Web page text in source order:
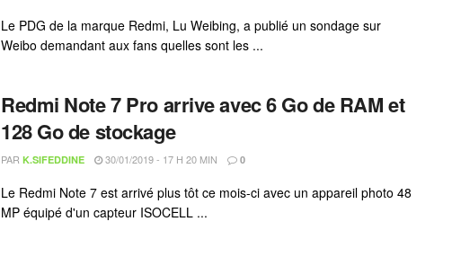
Le PDG de la marque Redmi, Lu Weibing, a publié un sondage sur
Weibo demandant aux fans quelles sont les ...
Redmi Note 7 Pro arrive avec 6 Go de RAM et
128 Go de stockage
PAR K.SIFEDDINE 30/01/2019 - 17 H 20 MIN 0
Le Redmi Note 7 est arrivé plus tôt ce mois-ci avec un appareil photo 48
MP équipé d'un capteur ISOCELL ...